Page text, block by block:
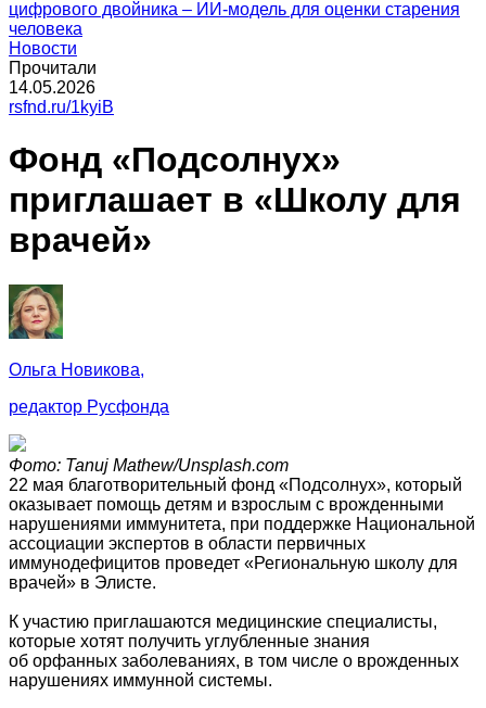
цифрового двойника – ИИ‑модель для оценки старения
человека
Новости
Прочитали
14.05.2026
rsfnd.ru/1kyiB
Фонд «Подсолнух»
приглашает в «Школу для
врачей»
Ольга Новикова,
редактор Русфонда
Фото: Tanuj Mathew/Unsplash.com
22 мая благотворительный фонд «Подсолнух», который
оказывает помощь детям и взрослым с врожденными
нарушениями иммунитета, при поддержке Национальной
ассоциации экспертов в области первичных
иммунодефицитов проведет «Региональную школу для
врачей» в Элисте.
К участию приглашаются медицинские специалисты,
которые хотят получить углубленные знания
об орфанных заболеваниях, в том числе о врожденных
нарушениях иммунной системы.